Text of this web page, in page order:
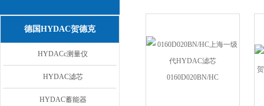
德国HYDAC贺德克
HYDACc测量仪
HYDAC滤芯
HYDAC蓄能器